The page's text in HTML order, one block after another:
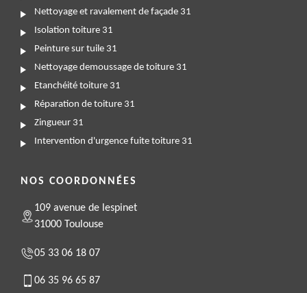
Nettoyage et ravalement de façade 31
Isolation toiture 31
Peinture sur tuile 31
Nettoyage demoussage de toiture 31
Etanchéité toiture 31
Réparation de toiture 31
Zingueur 31
Intervention d'urgence fuite toiture 31
NOS COORDONNÉES
109 avenue de lespinet
31000 Toulouse
05 33 06 18 07
06 35 96 65 87